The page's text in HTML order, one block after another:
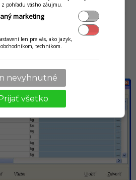
kliknutím na danú surovinu a
. Následne vyberte
surovinu naviazať.
pohľadu vášho záujmu.
marketing
len pre vás, ako jazyk,
technikom.
nevyhnutné
všetko